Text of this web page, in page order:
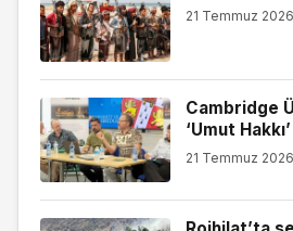
21 Temmuz 2026
Cambridge
‘Umut
21 Temmuz 2026